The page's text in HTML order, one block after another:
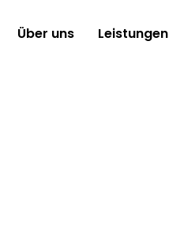
Über uns Leistungen